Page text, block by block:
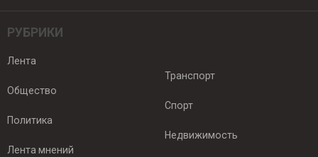
РУБРИКИ
Лента
Общество
Политика
Лента мнений
Транспорт
Спорт
Недвижимость